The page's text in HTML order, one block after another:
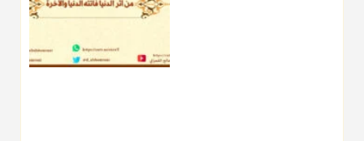
، فإلم يعلم إلا بعد ذلك لم تجزه لقولهﷺ: